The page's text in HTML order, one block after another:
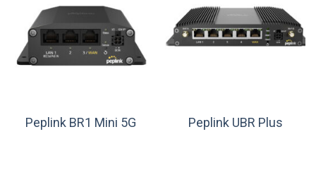
Peplink BR1 Mini 5G Peplink UBR Plus